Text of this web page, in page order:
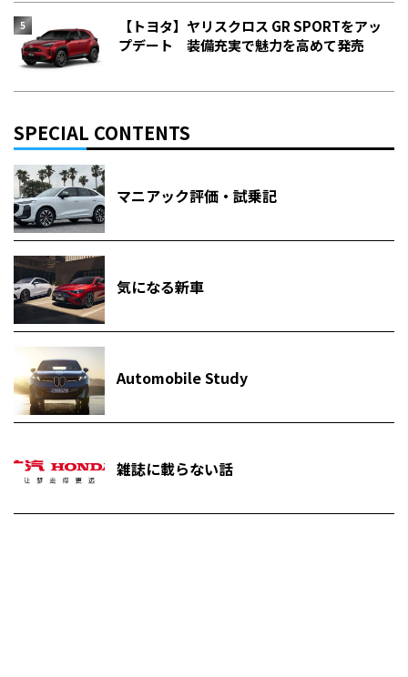
【トヨタ】ヤリスクロス GR SPORTをアッ
プデート 装備充実で魅力を高めて発売
SPECIAL CONTENTS
マニアック評価・試乗記
気になる新車
Automobile Study
雑誌に載らない話